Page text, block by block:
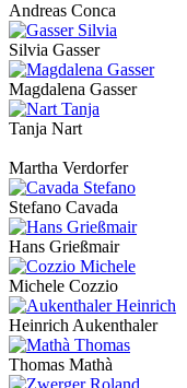
Andreas Conca
Silvia Gasser
Magdalena Gasser
Tanja Nart
Martha Verdorfer
Stefano Cavada
Hans Grießmair
Michele Cozzio
Heinrich Aukenthaler
Thomas Mathà